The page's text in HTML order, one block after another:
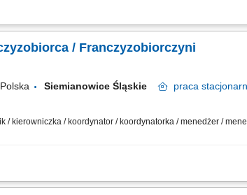
zadania: Prowadzenie własnej działalności gospodarczej w
/ Franczyzobiorczyni
Siemianowice Śląskie praca
/ kierowniczka / koordynator / koordynatorka / menedżer /
zadania: Prowadzenie własnej działalności gospodarczej w